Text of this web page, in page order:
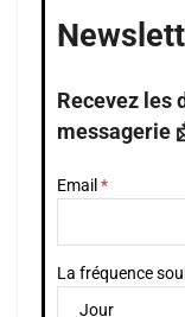
Recevez les
messagerie
Email
La fréquence